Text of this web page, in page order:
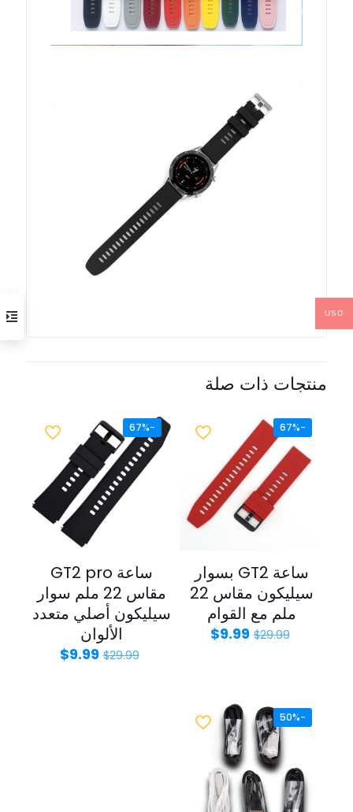
منتجات ذات صلة
-67%
ساعة GT2 بسوار
سيليكون مقاس 22
ملم مع القوام
$29.99
$9.99
-67%
ساعة GT2 pro
مقاس 22 ملم سوار
سيليكون أصلي متعدد
الألوان
$29.99
$9.99
-50%
USD